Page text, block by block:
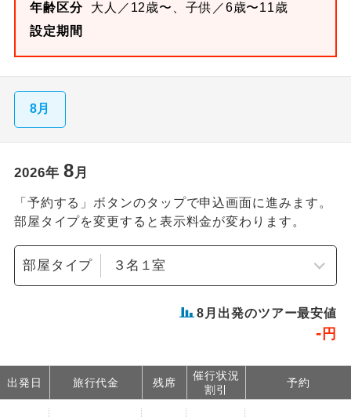
年齢区分
大人／12歳〜、子供／6歳〜11歳
設定期間
8月
2026年 8月
「予約する」ボタンのタップで申込画面に進みます。
部屋タイプを変更すると表示料金が変わります。
部屋タイプ
8 月出発のツアー最安値
- 円
出発日 旅行代金 残席
催行状況
割引
予約